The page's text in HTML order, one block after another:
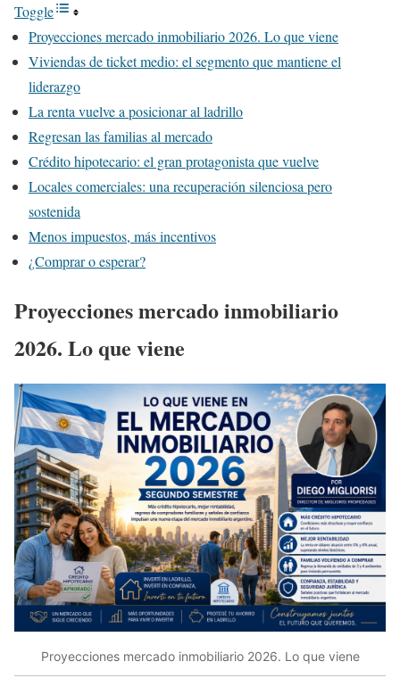
Toggle
Proyecciones mercado inmobiliario 2026. Lo que viene
Viviendas de ticket medio: el segmento que mantiene el
liderazgo
La renta vuelve a posicionar al ladrillo
Regresan las familias al mercado
Crédito hipotecario: el gran protagonista que vuelve
Locales comerciales: una recuperación silenciosa pero
sostenida
Menos impuestos, más incentivos
¿Comprar o esperar?
Proyecciones mercado inmobiliario
2026. Lo que viene
Proyecciones mercado inmobiliario 2026. Lo que viene